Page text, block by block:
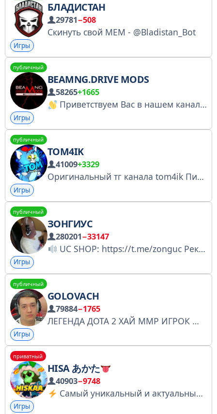
БЛАДИСТАН
29781−508
Скинуть свой МЕМ - @Bladistan_Bot
Игры
публичный
BEAMNG.DRIVE MODS
58265+1665
Приветствуем Вас в нашем канале!
Игры
публичный
TOM4IK
41009+3329
Оригинальный тг канала tom4ik Писать по рекламе @tom4ikun Вопросы на счет чата @karyna_0
Игры
публичный
ЗОНГИУС
280201−33147
UC SHOP: https://t.me/zonguc Реклама - @ZONGPUBGM
Игры
публичный
GOLOVACH
79884−1765
ЛЕГЕНДА ДОТА 2 ХАЙ ММР ИГРОК № 1 Регистрация РКН № 5330068622 Реклама и сотрудничество: an@teamspirit.gg
Игры
приватный
HISA あかた
40903−9748
Самый уникальный и актуальный контент по Brawl Stars только здесь! https://t.me/+2IbZk9sc2ENkZTUy Для друга @stepnricci
Игры